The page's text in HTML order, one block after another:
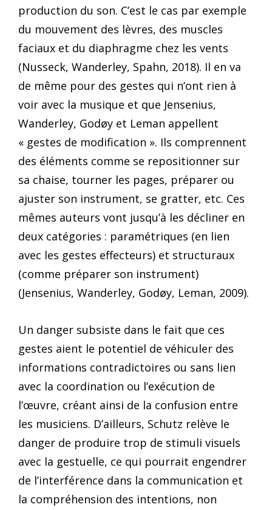
production du son. C’est le cas par exemple
du mouvement des lèvres, des muscles
faciaux et du diaphragme chez les vents
(Nusseck, Wanderley, Spahn, 2018). Il en va
de même pour des gestes qui n’ont rien à
voir avec la musique et que Jensenius,
Wanderley, Godøy et Leman appellent
« gestes de modification ». Ils comprennent
des éléments comme se repositionner sur
sa chaise, tourner les pages, préparer ou
ajuster son instrument, se gratter, etc. Ces
mêmes auteurs vont jusqu’à les décliner en
deux catégories : paramétriques (en lien
avec les gestes effecteurs) et structuraux
(comme préparer son instrument)
(Jensenius, Wanderley, Godøy, Leman, 2009).
Un danger subsiste dans le fait que ces
gestes aient le potentiel de véhiculer des
informations contradictoires ou sans lien
avec la coordination ou l’exécution de
l’œuvre, créant ainsi de la confusion entre
les musiciens. D’ailleurs, Schutz relève le
danger de produire trop de stimuli visuels
avec la gestuelle, ce qui pourrait engendrer
de l’interférence dans la communication et
la compréhension des intentions, non